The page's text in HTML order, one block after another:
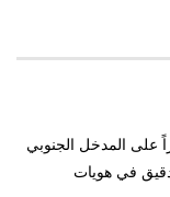
حاجزاً على المدخل الجنوبي
في هويات